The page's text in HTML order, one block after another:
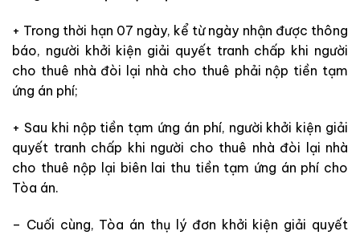
+ Trong thời hạn 07 ngày, kể từ ngày nhận được thông
báo, người khởi kiện giải quyết tranh chấp khi người
cho thuê nhà đòi lại nhà cho thuê phải nộp tiền tạm
ứng án phí;
+ Sau khi nộp tiền tạm ứng án phí, người khởi kiện giải
quyết tranh chấp khi người cho thuê nhà đòi lại nhà
cho thuê nộp lại biên lai thu tiền tạm ứng án phí cho
Tòa án.
– Cuối cùng, Tòa án thụ lý đơn khởi kiện giải quyết